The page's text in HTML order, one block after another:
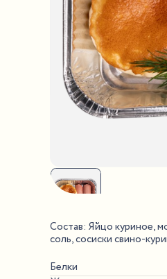
Состав: Яйцо куриное,
соль, сосиски свино-
Белки